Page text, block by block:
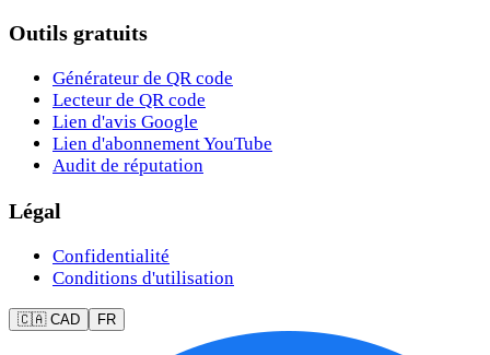
Outils gratuits
Générateur de QR code
Lecteur de QR code
Lien d'avis Google
Lien d'abonnement YouTube
Audit de réputation
Légal
Confidentialité
Conditions d'utilisation
🇨🇦 CAD FR